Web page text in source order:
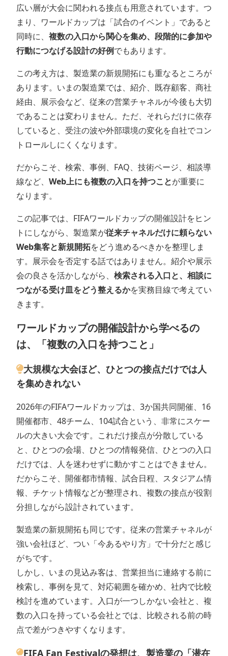
広い層が大会に関われる接点も用意されています。つ
まり、ワールドカップは「試合のイベント」であると
同時に、 複数の入口から関心を集め、段階的に参加や
行動につなげる設計の好例でもあります。
この考え方は、製造業の新規開拓にも重なるところが
あります。いまの製造業では、紹介、既存顧客、商社
経由、展示会など、従来の営業チャネルが今後も大切
であることは変わりません。ただ、それらだけに依存
していると、受注の波や外部環境の変化を自社でコン
トロールしにくくなります。
だからこそ、検索、事例、FAQ、技術ページ、相談導
線など、 Web上にも複数の入口を持つことが重要に
なります。
この記事では、FIFAワールドカップの開催設計をヒン
トにしながら、製造業が従来チャネルだけに頼らない
Web集客と新規開拓をどう進めるべきかを整理しま
す。展示会を否定する話ではありません。紹介や展示
会の良さを活かしながら、 検索される入口と、相談に
つながる受け皿をどう整えるかを実務目線で考えてい
きます。
ワールドカップの開催設計から学べるの
は、「複数の入口を持つこと」
大規模な大会ほど、ひとつの接点だけでは人
を集めきれない
2026年のFIFAワールドカップは、3か国共同開催、16
開催都市、48チーム、104試合という、非常にスケー
ルの大きい大会です。これだけ接点が分散している
と、ひとつの会場、ひとつの情報発信、ひとつの入口
だけでは、人を迷わせずに動かすことはできません。
だからこそ、開催都市情報、試合日程、スタジアム情
報、チケット情報などが整理され、複数の接点が役割
分担しながら設計されています。
製造業の新規開拓も同じです。従来の営業チャネルが
強い会社ほど、つい「今あるやり方」で十分だと感じ
がちです。
しかし、いまの見込み客は、営業担当に連絡する前に
検索し、事例を見て、対応範囲を確かめ、社内で比較
検討を進めています。入口が一つしかない会社と、複
数の入口を持っている会社とでは、比較される前の時
点で差がつきやすくなります。
FIFA Fan Festivalの発想は、製造業の「潜在